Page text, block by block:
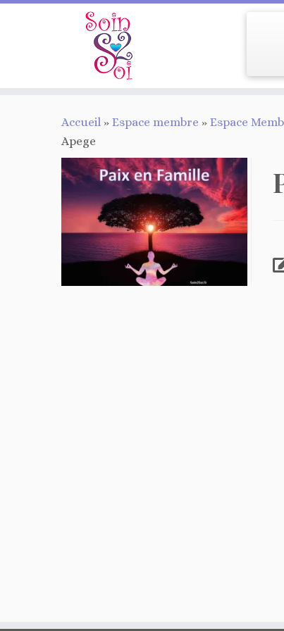
Accueil » Espace membre » Espace
Apege